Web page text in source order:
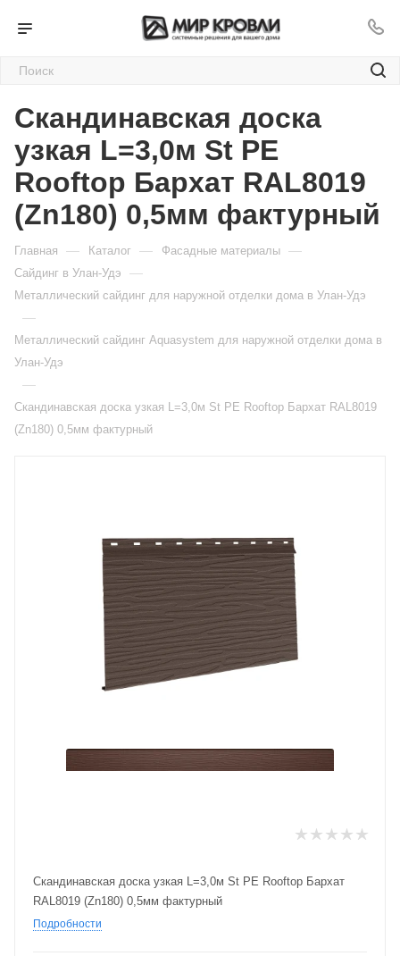
Скандинавская доска
узкая L=3,0м St PE
Rooftop Бархат RAL8019
(Zn180) 0,5мм фактурный
Главная — Каталог — Фасадные материалы —
Сайдинг в Улан-Удэ —
Металлический сайдинг для наружной отделки дома в Улан-Удэ
—
Металлический сайдинг Aquasystem для наружной отделки дома в
Улан-Удэ
—
Скандинавская доска узкая L=3,0м St PE Rooftop Бархат RAL8019
(Zn180) 0,5мм фактурный
Скандинавская доска узкая L=3,0м St PE Rooftop Бархат
RAL8019 (Zn180) 0,5мм фактурный
Подробности